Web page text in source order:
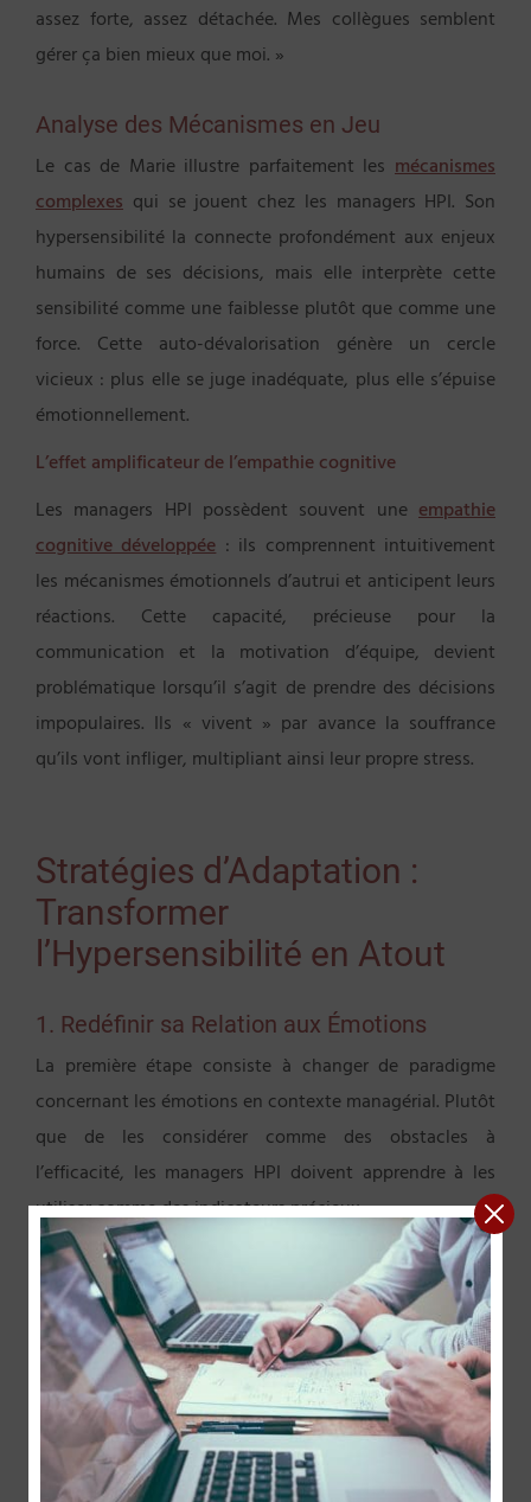
assez forte, assez détachée. Mes collègues semblent
gérer ça bien mieux que moi. »
Analyse des Mécanismes en Jeu
Le cas de Marie illustre parfaitement les mécanismes
complexes qui se jouent chez les managers HPI. Son
hypersensibilité la connecte profondément aux enjeux
humains de ses décisions, mais elle interprète cette
sensibilité comme une faiblesse plutôt que comme une
force. Cette auto-dévalorisation génère un cercle
vicieux : plus elle se juge inadéquate, plus elle s’épuise
émotionnellement.
L’effet amplificateur de l’empathie cognitive
Les managers HPI possèdent souvent une empathie
cognitive développée : ils comprennent intuitivement
les mécanismes émotionnels d’autrui et anticipent leurs
réactions. Cette capacité, précieuse pour la
communication et la motivation d’équipe, devient
problématique lorsqu’il s’agit de prendre des décisions
impopulaires. Ils « vivent » par avance la souffrance
qu’ils vont infliger, multipliant ainsi leur propre stress.
Stratégies d’Adaptation :
Transformer
l’Hypersensibilité en Atout
1. Redéfinir sa Relation aux Émotions
La première étape consiste à changer de paradigme
concernant les émotions en contexte managérial. Plutôt
que de les considérer comme des obstacles à
l’efficacité, les managers HPI doivent apprendre à les
utiliser comme des indicateurs précieux.
Technique de coaching : Le journal émotionnel
managérial
Tenir un journal quotidien où noter :
Les situations qui génèrent des émotions fortes
L’intensité de ces émotions (échelle de 1 à 10)
Les informations que ces émotions apportent